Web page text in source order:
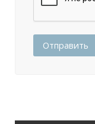
Отправить